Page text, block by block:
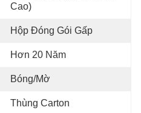
Cao)
Hộp Đóng Gói Gấp
Hơn 20 Năm
Bóng/mờ
Thùng Carton